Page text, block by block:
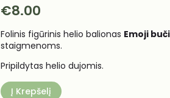
€8.00
Folinis figūrinis helio balionas Emoji
staigmenoms.
Pripildytas helio dujomis.
Į Krepšelį